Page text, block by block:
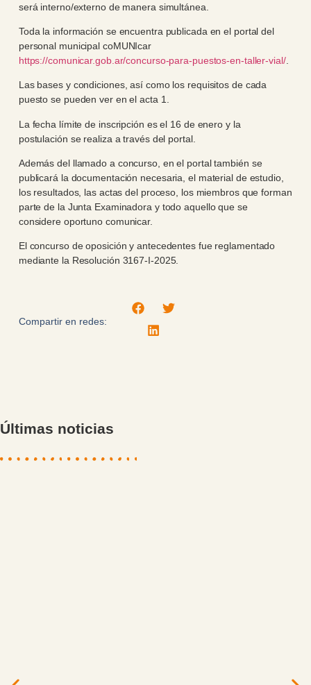
será interno/externo de manera simultánea.
Toda la información se encuentra publicada en el portal del
personal municipal coMUNIcar
https://comunicar.gob.ar/concurso-para-puestos-en-taller-vial/.
Las bases y condiciones, así como los requisitos de cada
puesto se pueden ver en el acta 1.
La fecha límite de inscripción es el 16 de enero y la
postulación se realiza a través del portal.
Además del llamado a concurso, en el portal también se
publicará la documentación necesaria, el material de estudio,
los resultados, las actas del proceso, los miembros que forman
parte de la Junta Examinadora y todo aquello que se
considere oportuno comunicar.
El concurso de oposición y antecedentes fue reglamentado
mediante la Resolución 3167-I-2025.
Compartir en redes:
Últimas noticias